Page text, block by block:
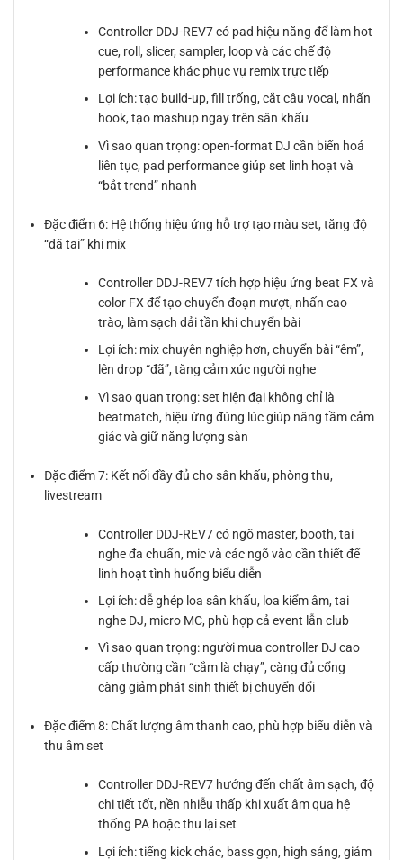
Controller DDJ-REV7 có pad hiệu năng để làm hot
cue, roll, slicer, sampler, loop và các chế độ
performance khác phục vụ remix trực tiếp
Lợi ích: tạo build-up, fill trống, cắt câu vocal, nhấn
hook, tạo mashup ngay trên sân khấu
Vì sao quan trọng: open-format DJ cần biến hoá
liên tục, pad performance giúp set linh hoạt và
“bắt trend” nhanh
Đặc điểm 6: Hệ thống hiệu ứng hỗ trợ tạo màu set, tăng độ
“đã tai” khi mix
Controller DDJ-REV7 tích hợp hiệu ứng beat FX và
color FX để tạo chuyển đoạn mượt, nhấn cao
trào, làm sạch dải tần khi chuyển bài
Lợi ích: mix chuyên nghiệp hơn, chuyển bài “êm”,
lên drop “đã”, tăng cảm xúc người nghe
Vì sao quan trọng: set hiện đại không chỉ là
beatmatch, hiệu ứng đúng lúc giúp nâng tầm cảm
giác và giữ năng lượng sàn
Đặc điểm 7: Kết nối đầy đủ cho sân khấu, phòng thu,
livestream
Controller DDJ-REV7 có ngõ master, booth, tai
nghe đa chuẩn, mic và các ngõ vào cần thiết để
linh hoạt tình huống biểu diễn
Lợi ích: dễ ghép loa sân khấu, loa kiểm âm, tai
nghe DJ, micro MC, phù hợp cả event lẫn club
Vì sao quan trọng: người mua controller DJ cao
cấp thường cần “cắm là chạy”, càng đủ cổng
càng giảm phát sinh thiết bị chuyển đổi
Đặc điểm 8: Chất lượng âm thanh cao, phù hợp biểu diễn và
thu âm set
Controller DDJ-REV7 hướng đến chất âm sạch, độ
chi tiết tốt, nền nhiễu thấp khi xuất âm qua hệ
thống PA hoặc thu lại set
Lợi ích: tiếng kick chắc, bass gọn, high sáng, giảm